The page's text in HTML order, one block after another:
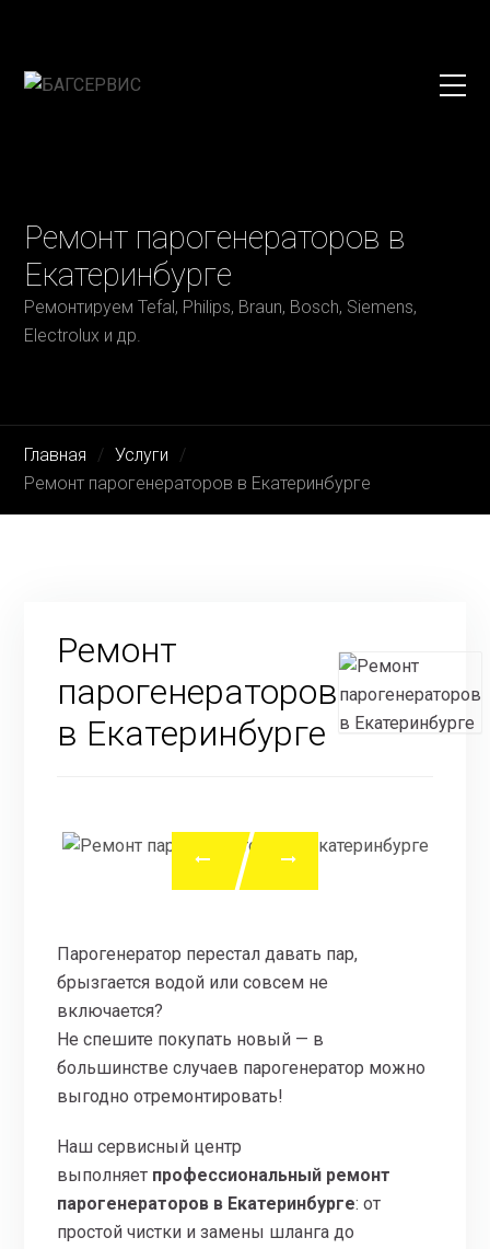
Ремонт парогенераторов в
Екатеринбурге
Ремонтируем Tefal, Philips, Braun, Bosch, Siemens,
Electrolux и др.
Главная
Услуги
Ремонт парогенераторов в Екатеринбурге
Ремонт
парогенераторов
в Екатеринбурге
Парогенератор перестал давать пар,
брызгается водой или совсем не
включается?
Не спешите покупать новый — в
большинстве случаев парогенератор можно
выгодно отремонтировать!
Наш сервисный центр
выполняет профессиональный ремонт
парогенераторов в Екатеринбурге: от
простой чистки и замены шланга до